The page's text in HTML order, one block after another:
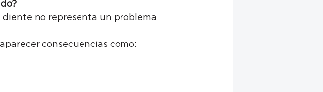
diente no representa un problema
consecuencias como: